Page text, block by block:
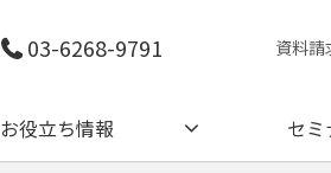
03-6268-9791 資料請
お役立ち情報 セ